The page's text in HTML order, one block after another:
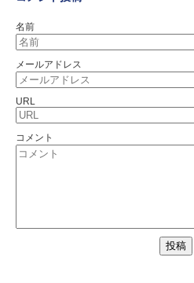
名前
メールアドレス
URL
コメント